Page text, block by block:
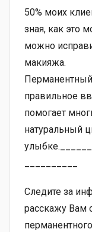
50% моих
зная, как это
можно
макияжа.
правильное
помогает
натуральный
Следите за
расскажу Вам